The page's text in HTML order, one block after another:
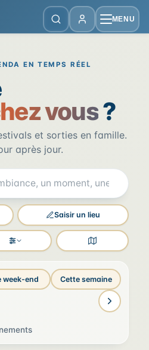
MENU
de la
EN TEMPS RÉEL
vous?
et sorties en famille.
après jour.
Saisir un lieu
Filtres Voir la carte
week-end Cette semaine